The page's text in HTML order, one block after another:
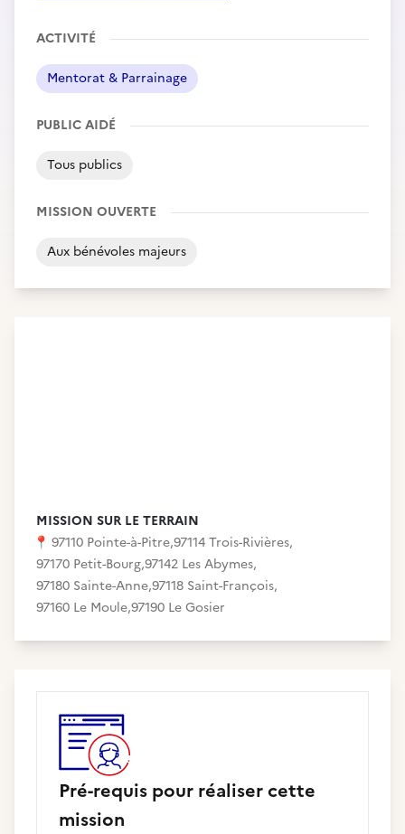
ACTIVITÉ
Mentorat & Parrainage
PUBLIC AIDÉ
Tous publics
MISSION OUVERTE
Aux bénévoles majeurs
MISSION SUR LE TERRAIN
📍 97110 Pointe-à-Pitre,97114 Trois-Rivières,
97170 Petit-Bourg,97142 Les Abymes,
97180 Sainte-Anne,97118 Saint-François,
97160 Le Moule,97190 Le Gosier
Pré-requis pour réaliser cette
mission